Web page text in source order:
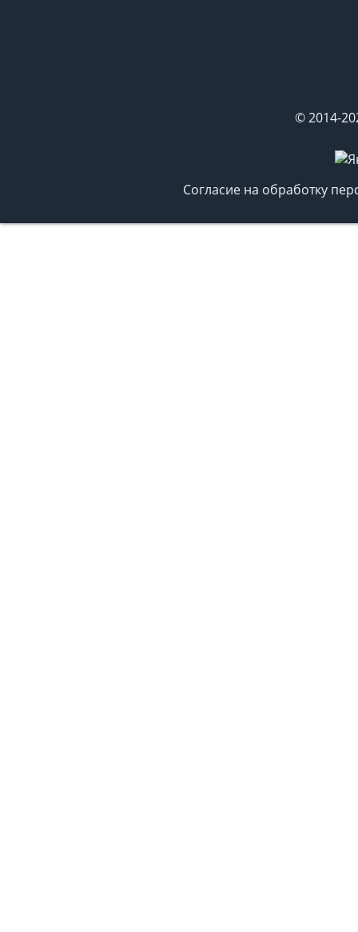
© 2014-
Согласие на обработку